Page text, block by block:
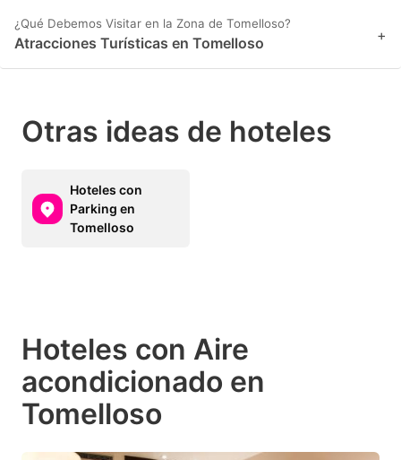
¿Qué Debemos Visitar en la Zona de Tomelloso?
Atracciones Turísticas en Tomelloso +
Otras ideas de hoteles
Hoteles con
Parking en
Tomelloso
Hoteles con Aire
acondicionado en
Tomelloso